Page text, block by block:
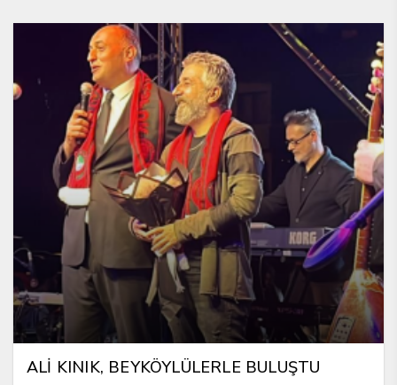
ALİ KINIK, BEYKÖYLÜLERLE BULUŞTU